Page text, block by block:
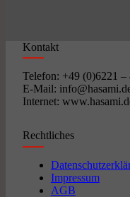
Kontakt
Telefon: +49 (0)6221 –
E-Mail:
Internet:
Rechtliches
Impressum
AGB